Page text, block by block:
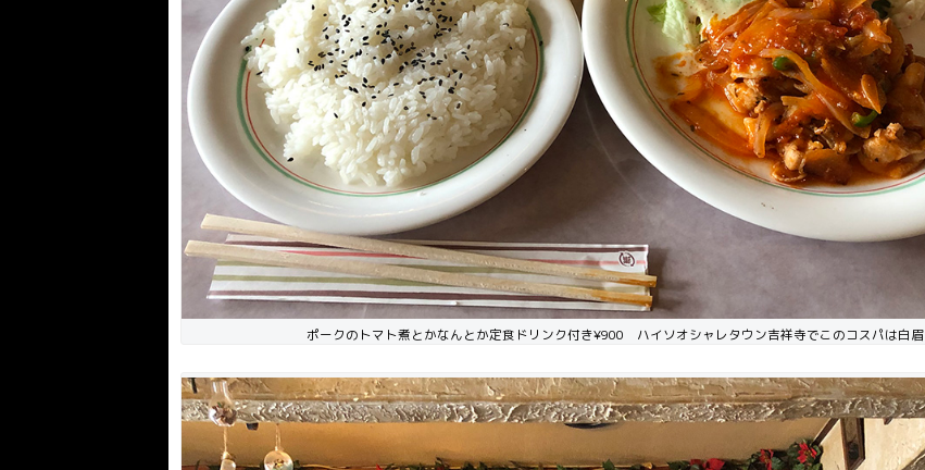
ポークのトマト煮とかなんとか定食ドリンク付き¥900 ハイソオシャレタウン吉祥寺でこのコスパは白眉